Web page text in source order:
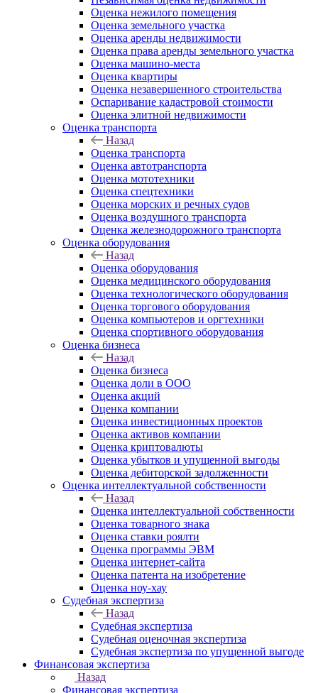
Оценка нежилого помещения
Оценка земельного участка
Оценка аренды недвижимости
Оценка права аренды земельного участка
Оценка машино-места
Оценка квартиры
Оценка незавершенного строительства
Оспаривание кадастровой стоимости
Оценка элитной недвижимости
Оценка транспорта
Назад
Оценка транспорта
Оценка автотранспорта
Оценка мототехники
Оценка спецтехники
Оценка морских и речных судов
Оценка воздушного транспорта
Оценка железнодорожного транспорта
Оценка оборудования
Назад
Оценка оборудования
Оценка медицинского оборудования
Оценка технологического оборудования
Оценка торгового оборудования
Оценка компьютеров и оргтехники
Оценка спортивного оборудования
Оценка бизнеса
Назад
Оценка бизнеса
Оценка доли в ООО
Оценка акций
Оценка компании
Оценка инвестиционных проектов
Оценка активов компании
Оценка криптовалюты
Оценка убытков и упущенной выгоды
Оценка дебиторской задолженности
Оценка интеллектуальной собственности
Назад
Оценка интеллектуальной собственности
Оценка товарного знака
Оценка ставки роялти
Оценка программы ЭВМ
Оценка интернет-сайта
Оценка патента на изобретение
Оценка ноу-хау
Судебная экспертиза
Назад
Судебная экспертиза
Судебная оценочная экспертиза
Судебная экспертиза по упущенной выгоде
Финансовая экспертиза
Назад
Финансовая экспертиза